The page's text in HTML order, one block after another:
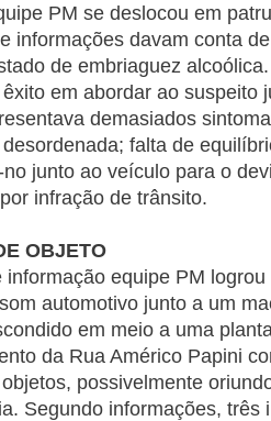
PM se deslocou em
informações davam conta
de embriaguez
em abordar ao suspeito
demasiados
falta de
junto ao veículo para o
infração de trânsito.
OBJETO
equipe PM
automotivo junto a um
em meio a uma
da Rua Américo Papini
possivelmente
Segundo informações, três